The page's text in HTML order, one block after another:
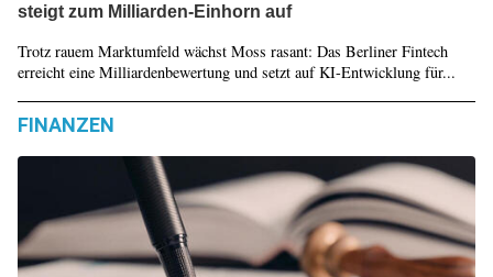
steigt zum Milliarden-Einhorn auf
Trotz rauem Marktumfeld wächst Moss rasant: Das Berliner Fintech
erreicht eine Milliardenbewertung und setzt auf KI-Entwicklung für...
FINANZEN